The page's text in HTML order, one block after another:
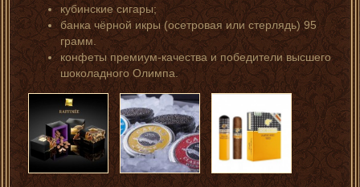
кубинские сигары;
банка чёрной икры (осетровая или стерлядь) 95
грамм.
конфеты премиум-качества и победители высшего
шоколадного Олимпа.